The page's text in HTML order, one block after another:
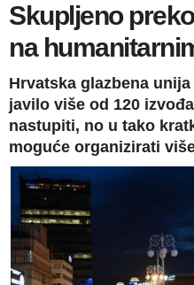
Skupljeno
na
Hrvatska glazbena
javilo više od 120
nastupiti, no u tako
moguće organizirati